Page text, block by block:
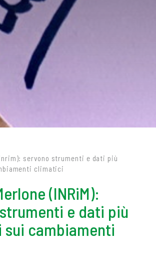
servono strumenti e dati più
climatici
(INRiM):
e dati più
cambiamenti